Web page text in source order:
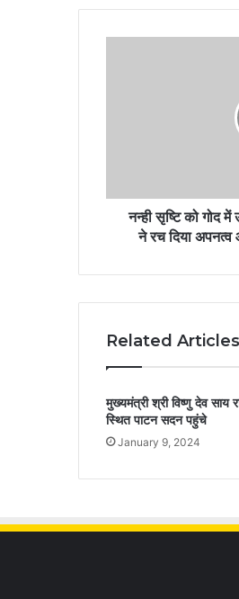
नन्ही सृष्टि को गोद
ने रच दिया
Related Articles
मुख्यमंत्री श्री विष्णु देव साय
स्थित पाटन सदन पहुंचे
January 9, 2024